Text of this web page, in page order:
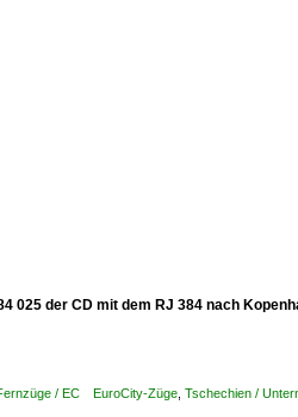
025 der CD mit dem RJ 384 nach
/ EC EuroCity-Züge Tschechien /